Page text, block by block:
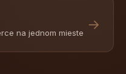
na jednom mieste
→